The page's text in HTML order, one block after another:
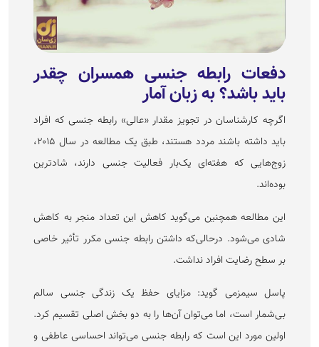
دفعات رابطه جنسی همسران چقدر
باید باشد؟ به زبان آمار
اگرچه کارشناسان در تجویز مقدار «عالی» رابطه جنسی که افراد
باید داشته باشند مردد هستند، طبق یک مطالعه در سال ۲۰۱۵،
زوج‌هایی که هفته‌ای یک‌بار فعالیت جنسی دارند، شادترین
بوده‌اند.
این مطالعه همچنین می‌گوید کاهش این تعداد منجر به کاهش
شادی می‌شود. درحالی‌که داشتن رابطه جنسی مکرر تأثیر خاصی
بر سطح رضایت افراد نداشت.
پاسل سیمزمی گوید: مزایای حفظ یک زندگی جنسی سالم
بی‌شمار است، اما می‌توان آن‌ها را به دو بخش اصلی تقسیم کرد.
اولین مورد این است که رابطه جنسی می‌تواند احساسی عاطفی و